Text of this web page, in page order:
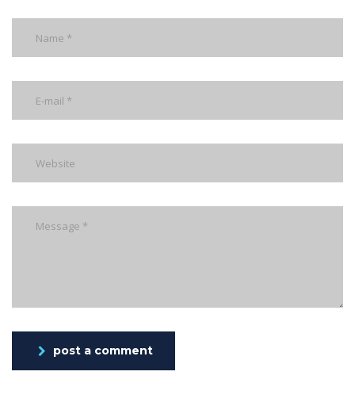
post a comment